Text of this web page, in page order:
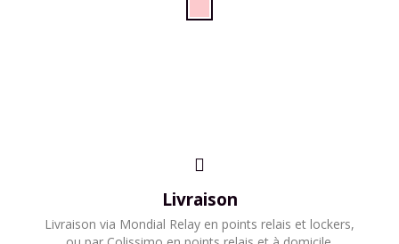
Livraison
​Livraison via Mondial Relay en points relais et lockers,